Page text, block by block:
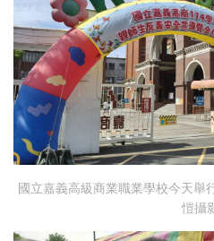
國立嘉義高級商業職業學校今天舉
愷攝